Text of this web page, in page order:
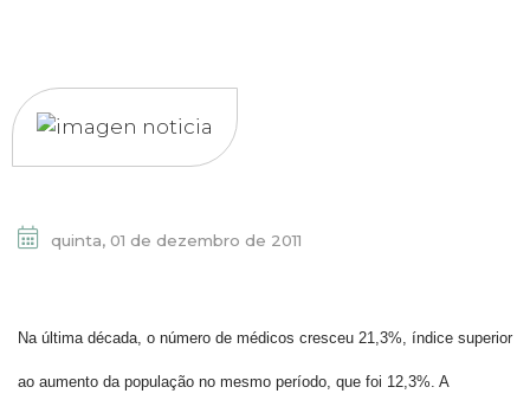
quinta, 01 de dezembro de 2011
Na última década, o número de médicos cresceu 21,3%, índice superior
ao aumento da população no mesmo período, que foi 12,3%. A